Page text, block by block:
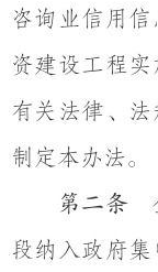
咨询业信用
资建设工程
有关法律、法
制定本办法。
第二条
段纳入政府